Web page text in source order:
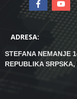
ADRESA:
STEFANA NEMANJE
REPUBLIKA SRPSKA,